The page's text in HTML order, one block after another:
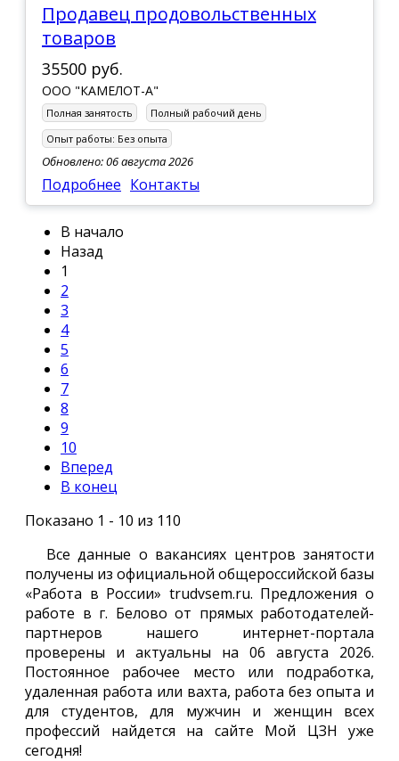
Продавец продовольственных
товаров
35500 руб.
ООО "КАМЕЛОТ-А"
Полная занятость
Полный рабочий день
Опыт работы: Без опыта
Обновлено: 06 августа 2026
Подробнее Контакты
В начало
Назад
1
2
3
4
5
6
7
8
9
10
Вперед
В конец
Показано 1 - 10 из 110
Все данные о вакансиях центров занятости
получены из официальной общероссийской базы
«Работа в России» trudvsem.ru. Предложения о
работе в г. Белово от прямых работодателей-
партнеров нашего интернет-портала
проверены и актуальны на 06 августа 2026.
Постоянное рабочее место или подработка,
удаленная работа или вахта, работа без опыта и
для студентов, для мужчин и женщин всех
профессий найдется на сайте Мой ЦЗН уже
сегодня!